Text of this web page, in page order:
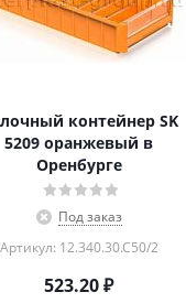
контейнер SK
5209 оранжевый в
Оренбурге
Под заказ
Артикул: 12.340.30.С50/2
523.20₽